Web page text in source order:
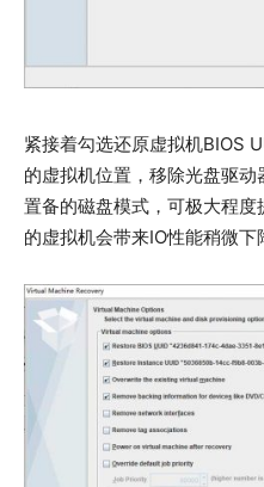
紧接着勾选还原虚拟机BIOS
的虚拟机位置，移除光盘驱
置备的磁盘模式，可极大程
的虚拟机会带来IO性能稍微下